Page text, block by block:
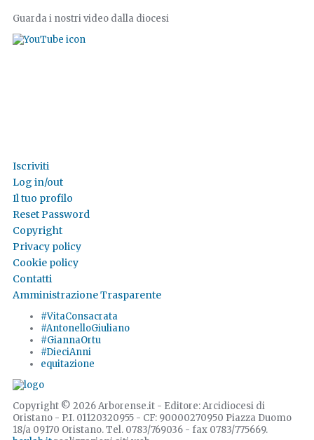
Guarda i nostri video dalla diocesi
Iscriviti
Log in/out
Il tuo profilo
Reset Password
Copyright
Privacy policy
Cookie policy
Contatti
Amministrazione Trasparente
#VitaConsacrata
#AntonelloGiuliano
#GiannaOrtu
#DieciAnni
equitazione
Copyright © 2026 Arborense.it - Editore: Arcidiocesi di
Oristano - P.I. 01120320955 - CF: 90000270950 Piazza Duomo
18/a 09170 Oristano. Tel. 0783/769036 - fax 0783/775669.